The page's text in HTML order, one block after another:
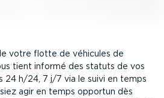
votre flotte de véhicules de
tient informé des statuts de vos
24 h/24, 7 j/7 via le suivi en temps
agir en temps opportun dès